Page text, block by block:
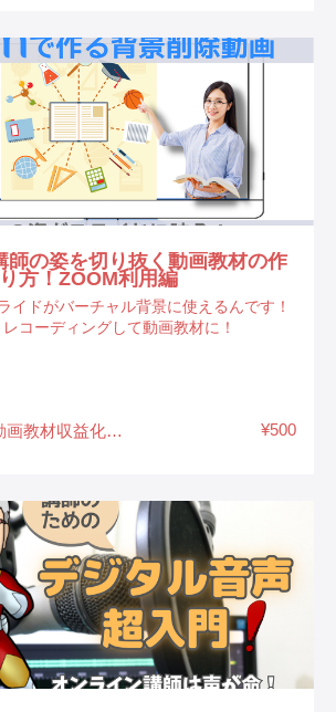
師の姿を切り抜く動画教材の作
り方！ZOOM利用編
イドがバーチャル背景に使えるんです！
コーディングして動画教材に！
前川正人 動画教材収益化ディレクター ¥500